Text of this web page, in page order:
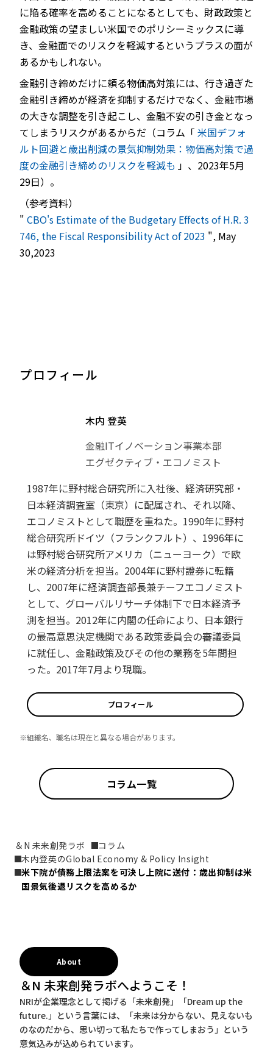
に陥る確率を高めることになるとしても、財政政策と
金融政策の望ましい米国でのポリシーミックスに導
き、金融面でのリスクを軽減するというプラスの面が
あるかもしれない。
金融引き締めだけに頼る物価高対策には、行き過ぎた
金融引き締めが経済を抑制するだけでなく、金融市場
の大きな調整を引き起こし、金融不安の引き金となっ
てしまうリスクがあるからだ（コラム「 米国デフォ
ルト回避と歳出削減の景気抑制効果：物価高対策で過
度の金融引き締めのリスクを軽減も 」、2023年5月
29日）。
（参考資料）
" CBO's Estimate of the Budgetary Effects of H.R. 3
746, the Fiscal Responsibility Act of 2023 ", May
30,2023
プロフィール
木内 登英
金融ITイノベーション事業本部
エグゼクティブ・エコノミスト
1987年に野村総合研究所に入社後、経済研究部・
日本経済調査室（東京）に配属され、それ以降、
エコノミストとして職歴を重ねた。1990年に野村
総合研究所ドイツ（フランクフルト）、1996年に
は野村総合研究所アメリカ（ニューヨーク）で欧
米の経済分析を担当。2004年に野村證券に転籍
し、2007年に経済調査部長兼チーフエコノミスト
として、グローバルリサーチ体制下で日本経済予
測を担当。2012年に内閣の任命により、日本銀行
の最高意思決定機関である政策委員会の審議委員
に就任し、金融政策及びその他の業務を5年間担
った。2017年7月より現職。
プロフィール
※組織名、職名は現在と異なる場合があります。
コラム一覧
＆N 未来創発ラボ
コラム
木内登英のGlobal Economy & Policy Insight
米下院が債務上限法案を可決し上院に送付：歳出抑制は米
国景気後退リスクを高めるか
About
＆N 未来創発ラボへようこそ！
NRIが企業理念として掲げる「未来創発」「Dream up the
future.」という言葉には、「未来は分からない、見えないも
のなのだから、思い切って私たちで作ってしまおう」という
意気込みが込められています。